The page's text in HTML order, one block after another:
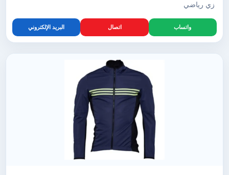
زي رياضي
واتساب اتصال البريد الإلكتروني